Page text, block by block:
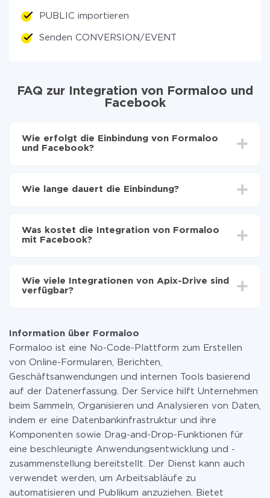
PUBLIC importieren
Senden CONVERSION/EVENT
FAQ zur Integration von Formaloo und
Facebook
Wie erfolgt die Einbindung von Formaloo
und Facebook?
zu übertragen
auf Facebook übertragen
Wie lange dauert die Einbindung?
Im Durchschnitt dauert es 10-15 Minuten.
Was kostet die Integration von Formaloo
mit Facebook?
zahlen nur für die Datenmenge, die über unseren
Service von einem System auf ein anderes übertragen
Weitere Informationen zuTarifen
Wie viele Integrationen von Apix-Drive sind
verfügbar?
Information über Formaloo
Formaloo ist eine No-Code-Plattform zum Erstellen
von Online-Formularen, Berichten,
Geschäftsanwendungen und internen Tools basierend
auf der Datenerfassung. Der Service hilft Unternehmen
beim Sammeln, Organisieren und Analysieren von Daten,
indem er eine Datenbankinfrastruktur und ihre
Komponenten sowie Drag-and-Drop-Funktionen für
eine beschleunigte Anwendungsentwicklung und -
zusammenstellung bereitstellt. Der Dienst kann auch
verwendet werden, um Arbeitsabläufe zu
automatisieren und Publikum anzuziehen. Bietet